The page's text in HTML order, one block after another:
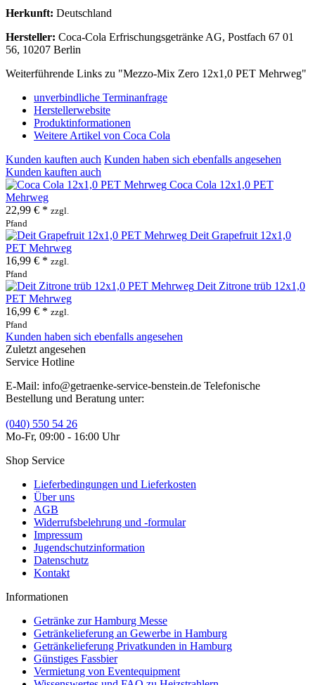
Herkunft: Deutschland
Hersteller: Coca-Cola Erfrischungsgetränke AG, Postfach 67 01
56, 10207 Berlin
Weiterführende Links zu "Mezzo-Mix Zero 12x1,0 PET Mehrweg"
unverbindliche Terminanfrage
Herstellerwebsite
Produktinformationen
Weitere Artikel von Coca Cola
Kunden kauften auch Kunden haben sich ebenfalls angesehen
Kunden kauften auch
Coca Cola 12x1,0 PET
Mehrweg
22,99 € * zzgl.
Pfand
Deit Grapefruit 12x1,0
PET Mehrweg
16,99 € * zzgl.
Pfand
Deit Zitrone trüb 12x1,0
PET Mehrweg
16,99 € * zzgl.
Pfand
Kunden haben sich ebenfalls angesehen
Zuletzt angesehen
Service Hotline
E-Mail: info@getraenke-service-benstein.de Telefonische
Bestellung und Beratung unter:
(040) 550 54 26
Mo-Fr, 09:00 - 16:00 Uhr
Shop Service
Lieferbedingungen und Lieferkosten
Über uns
AGB
Widerrufsbelehrung und -formular
Impressum
Jugendschutzinformation
Datenschutz
Kontakt
Informationen
Getränke zur Hamburg Messe
Getränkelieferung an Gewerbe in Hamburg
Getränkelieferung Privatkunden in Hamburg
Günstiges Fassbier
Vermietung von Eventequipment